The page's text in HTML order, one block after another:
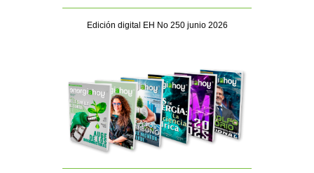
Edición digital EH No 250 junio 2026